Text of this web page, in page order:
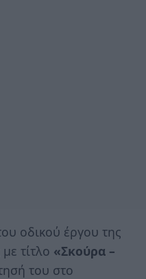
οδικού έργου της
τίτλο «Σκούρα –
του στο